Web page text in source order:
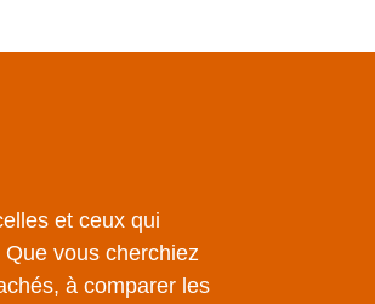
et ceux qui
vous cherchiez
à comparer les